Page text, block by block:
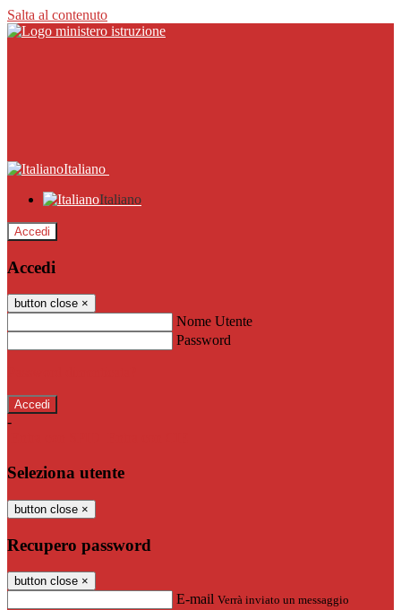
Salta al contenuto
Italiano
Italiano
Accedi
Accedi
button close ×
Nome Utente
Password
-
Seleziona utente
button close ×
Recupero password
button close ×
E-mail Verrà inviato un messaggio